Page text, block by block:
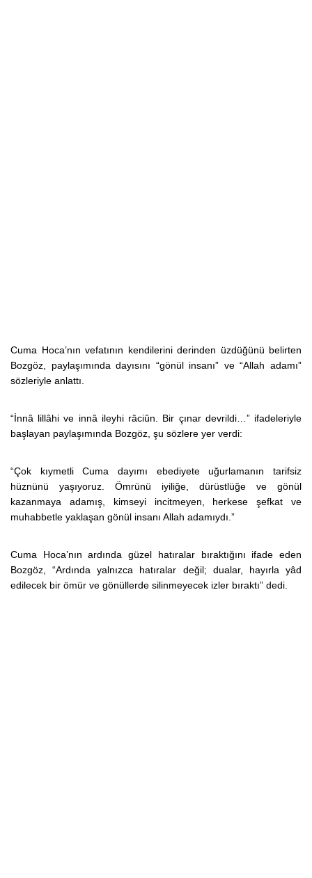
Cuma Hoca’nın vefatının kendilerini derinden üzdüğünü belirten
Bozgöz, paylaşımında dayısını “gönül insanı” ve “Allah adamı”
sözleriyle anlattı.
“İnnâ lillâhi ve innâ ileyhi râciûn. Bir çınar devrildi…” ifadeleriyle
başlayan paylaşımında Bozgöz, şu sözlere yer verdi:
“Çok kıymetli Cuma dayımı ebediyete uğurlamanın tarifsiz
hüznünü yaşıyoruz. Ömrünü iyiliğe, dürüstlüğe ve gönül
kazanmaya adamış, kimseyi incitmeyen, herkese şefkat ve
muhabbetle yaklaşan gönül insanı Allah adamıydı.”
Cuma Hoca’nın ardında güzel hatıralar bıraktığını ifade eden
Bozgöz, “Ardında yalnızca hatıralar değil; dualar, hayırla yâd
edilecek bir ömür ve gönüllerde silinmeyecek izler bıraktı” dedi.